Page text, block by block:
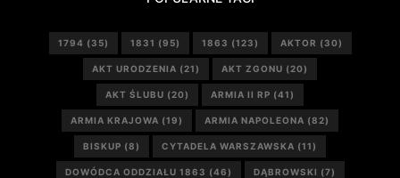
1794 (35) 1831 (95) 1863 (123) AKTOR (30)
AKT URODZENIA (21) AKT ZGONU (20)
AKT ŚLUBU (20) ARMIA II RP (41)
ARMIA KRAJOWA (19) ARMIA NAPOLEONA (82)
BISKUP (8) CYTADELA WARSZAWSKA (11)
DOWÓDCA ODDZIAŁU 1863 (46) DĄBROWSKI (7)